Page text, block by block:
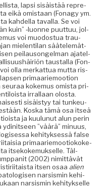
lap­si sisäistää rep­re­
eikä omis­taan (Fon­agy ym.
kahdel­la taval­la. Se voi
kuin” ‑luonne puut­tuu, jol­
voi muo­dos­tua trau­
mie­len­ti­lan säätelemät­
peilau­songel­man ajatel­
taustal­la (Fon­
olla merkat­tua mut­ta ris­
pri­maariemootion
seu­raa koke­mus omista pri­
irral­laan olosta.
sisäistyy tai tunkeu­
Kos­ka tämä osa itseä
ja kuu­lunut alun perin
”väärä” min­u­us,
kehi­tyk­sessä false
pri­maariemootiokoke­
itsekoke­muk­selle. Täl­
(2002) nimit­tävät
itsen osaa alien
nar­sis­min kehi­
nar­sis­min kehi­tyk­selle